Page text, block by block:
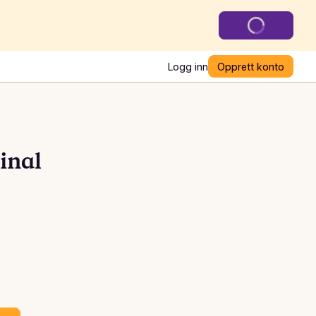
Logg inn Opprett konto